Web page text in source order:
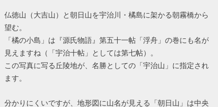
仏徳山（大吉山）と朝日山を宇治川・橘島に架かる朝霧橋から
望む。
「橘の小島」は『源氏物語』第五十一帖「浮舟」の巻にも名が
見えますね（「宇治十帖」としては第七帖）。
この写真に写る丘陵地が、名勝としての「宇治山」に指定され
ます。
分かりにくいですが、地形図に山名が見える「朝日山」は中央